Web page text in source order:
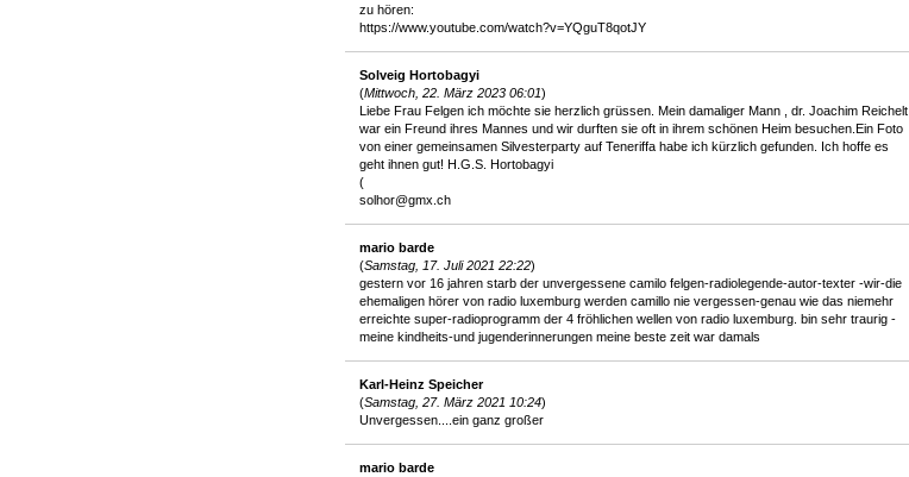
zu hören:
https://www.youtube.com/watch?v=YQguT8qotJY
Solveig Hortobagyi
(Mittwoch, 22. März 2023 06:01)
Liebe Frau Felgen ich möchte sie herzlich grüssen. Mein damaliger Mann , dr. Joachim Reichelt
war ein Freund ihres Mannes und wir durften sie oft in ihrem schönen Heim besuchen.Ein Foto
von einer gemeinsamen Silvesterparty auf Teneriffa habe ich kürzlich gefunden. Ich hoffe es
geht ihnen gut! H.G.S. Hortobagyi
(
solhor@gmx.ch
mario barde
(Samstag, 17. Juli 2021 22:22)
gestern vor 16 jahren starb der unvergessene camilo felgen-radiolegende-autor-texter -wir-die
ehemaligen hörer von radio luxemburg werden camillo nie vergessen-genau wie das niemehr
erreichte super-radioprogramm der 4 fröhlichen wellen von radio luxemburg. bin sehr traurig -
meine kindheits-und jugenderinnerungen meine beste zeit war damals
Karl-Heinz Speicher
(Samstag, 27. März 2021 10:24)
Unvergessen....ein ganz großer
mario barde